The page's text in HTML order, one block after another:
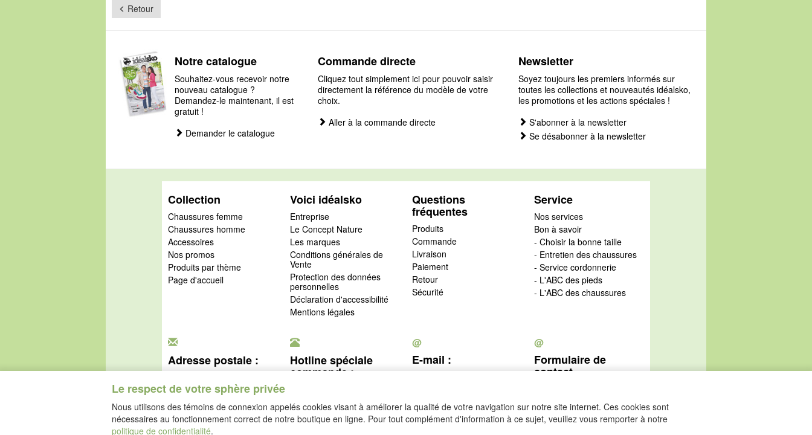
Retour
Le respect de votre sphère privée
Nous utilisons des témoins de connexion appelés cookies visant à améliorer la qualité de votre navigation sur notre site internet. Ces cookies sont
nécessaires au fonctionnement correct de notre boutique en ligne. Pour tout complément d'information à ce sujet, veuillez vous remporter à notre
politique de confidentialité.
Notre catalogue
Souhaitez-vous recevoir notre
nouveau catalogue ?
Demandez-le maintenant, il est
gratuit !
Demander le catalogue
Commande directe
Cliquez tout simplement ici pour pouvoir saisir
directement la référence du modèle de votre
choix.
Aller à la commande directe
Newsletter
Soyez toujours les premiers informés sur
toutes les collections et nouveautés idéalsko,
les promotions et les actions spéciales !
S'abonner à la newsletter
Se désabonner à la newsletter
Collection
Chaussures femme
Chaussures homme
Accessoires
Nos promos
Produits par thème
Page d'accueil
Voici idéalsko
Entreprise
Le Concept Nature
Les marques
Conditions générales de
Vente
Protection des données
personnelles
Déclaration d'accessibilité
Mentions légales
Questions
fréquentes
Produits
Commande
Livraison
Paiement
Retour
Sécurité
Service
Nos services
Bon à savoir
- Choisir la bonne taille
- Entretien des chaussures
- Service cordonnerie
- L'ABC des pieds
- L'ABC des chaussures
Adresse postale :
Rue de l'Industrie
67160 Wissembourg
Hotline spéciale
commande :
Se rétracter
@
E-mail :
@
Formulaire de
contact